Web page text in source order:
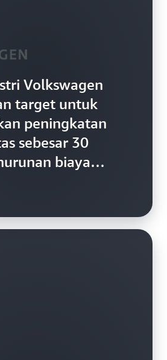
Volkswagen
target untuk
peningkatan
sebesar 30
biaya
30 persen, dan
EUR.